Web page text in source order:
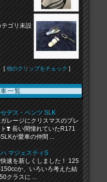
テゴリ未設
[ 他のクリップをチェック ]
一覧
セデス・ベンツ SLK
レージにクリスマスのプレ
❣️ 長い間憧れていたR171
が愛車の仲間 ...
マジェスティS
速を新しくしました！ 125
か、いろいろ考えた結
クラスに ...